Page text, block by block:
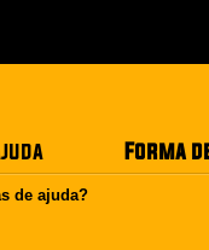
de ajuda?
Forma